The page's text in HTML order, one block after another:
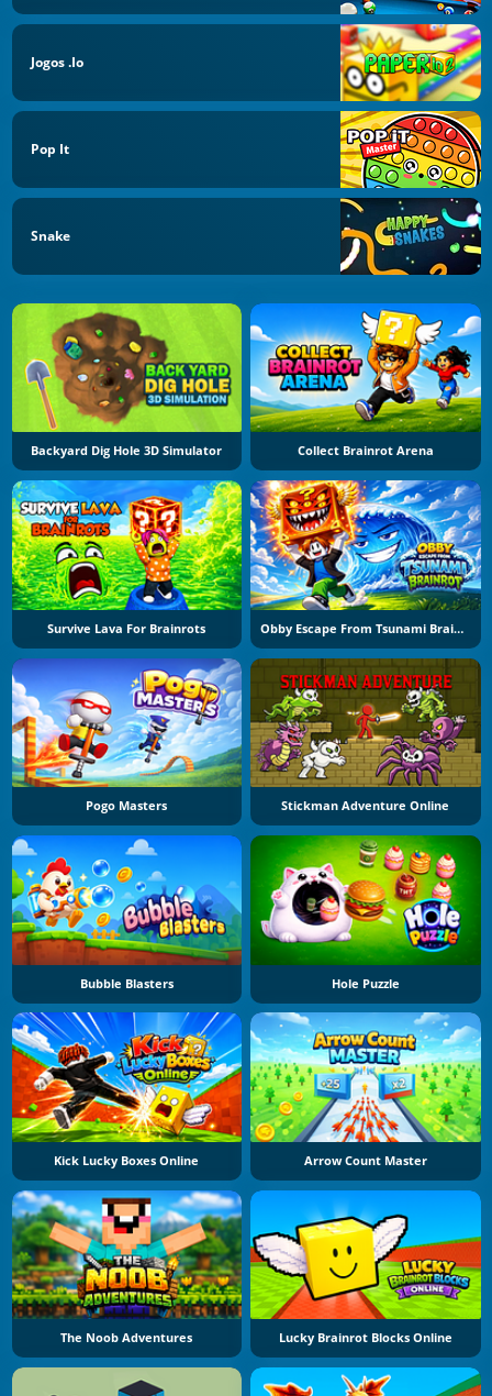
Jogos .io
Pop It
Snake
Backyard Dig Hole 3D Simulator Collect Brainrot Arena
Survive Lava For Brainrots Obby Escape From Tsunami Brainrot
Pogo Masters Stickman Adventure Online
Bubble Blasters Hole Puzzle
Kick Lucky Boxes Online Arrow Count Master
The Noob Adventures Lucky Brainrot Blocks Online